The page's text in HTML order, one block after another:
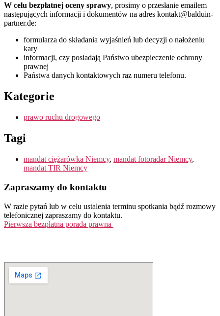
W celu bezpłatnej oceny sprawy, prosimy o przesłanie emailem
następujących informacji i dokumentów na adres kontakt@balduin-
partner.de:
formularza do składania wyjaśnień lub decyzji o nałożeniu
kary
informacji, czy posiadają Państwo ubezpieczenie ochrony
prawnej
Państwa danych kontaktowych raz numeru telefonu.
Kategorie
prawo ruchu drogowego
Tagi
mandat ciężarówka Niemcy, mandat fotoradar Niemcy,
mandat TIR Niemcy
Zapraszamy do kontaktu
W razie pytań lub w celu ustalenia terminu spotkania bądź rozmowy
telefonicznej zapraszamy do kontaktu.
Pierwsza bezpłatna porada prawna